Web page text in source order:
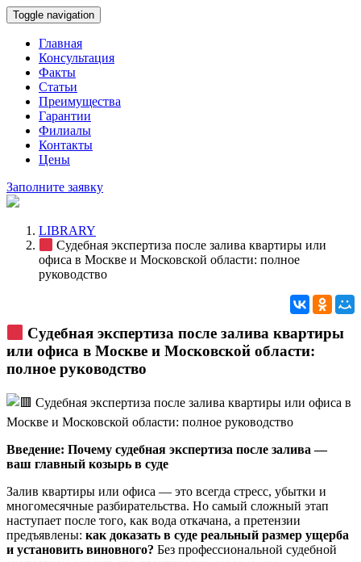
Toggle navigation
Главная
Консультация
Факты
Статьи
Преимущества
Гарантии
Филиалы
Контакты
Цены
Заполните заявку
LIBRARY
Судебная экспертиза после залива квартиры или
офиса в Москве и Московской области: полное
руководство
Судебная экспертиза после залива квартиры
или офиса в Москве и Московской области:
полное руководство
Введение: Почему судебная экспертиза после залива —
ваш главный козырь в суде
Залив квартиры или офиса — это всегда стресс, убытки и
многомесячные разбирательства. Но самый сложный этап
наступает после того, как вода откачана, а претензии
предъявлены: как доказать в суде реальный размер ущерба
и установить виновного? Без профессиональной судебной